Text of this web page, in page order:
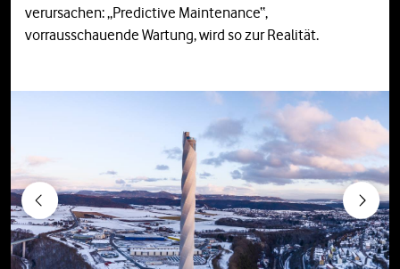
verursachen: „Predictive Maintenance“,
vorrausschauende Wartung, wird so zur Realität.
Previous Next